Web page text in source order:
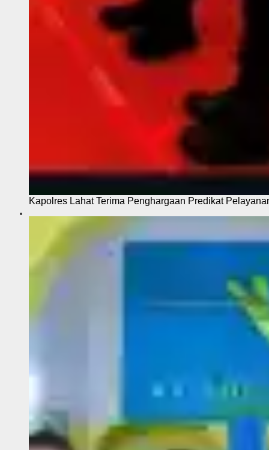
Kapolres Lahat Terima Penghargaan Predikat